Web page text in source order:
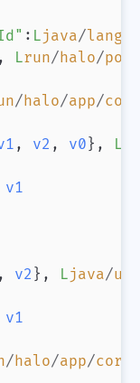
: Ljava/lang
, Lrun/halo/post
/halo/app/core
, v2 , v0 } , L
v1
, v2 } , Ljava/
v1
/halo/app/core